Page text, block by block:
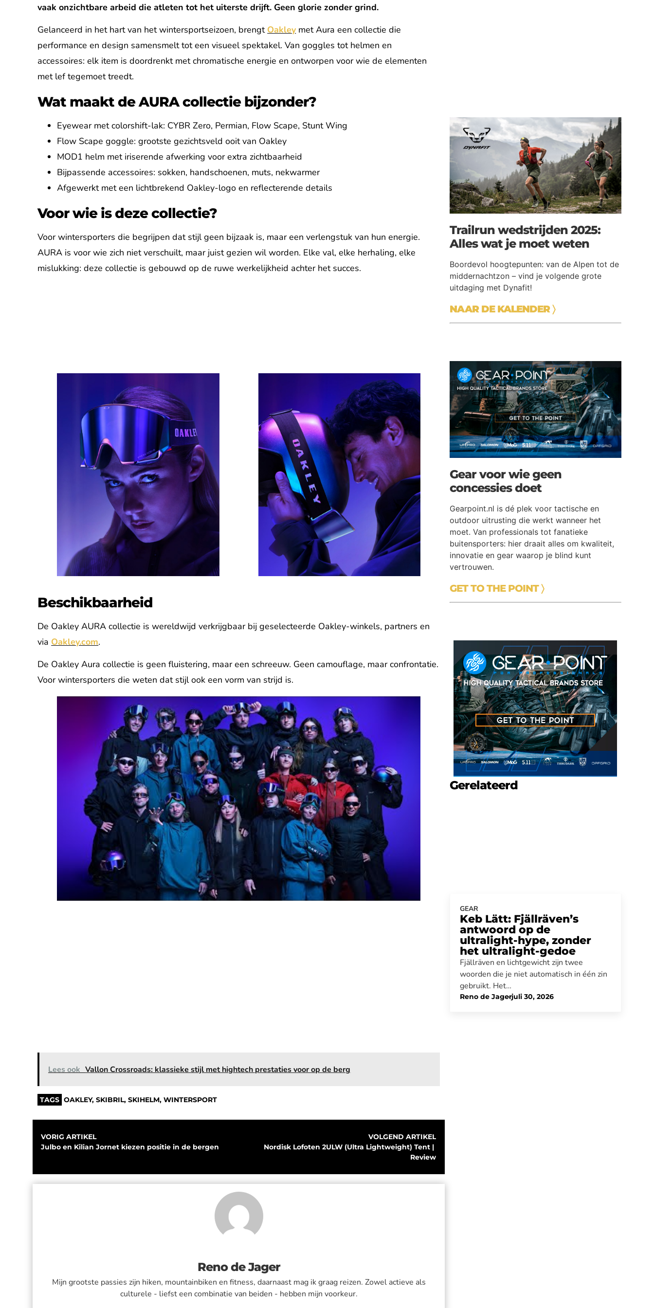
vaak onzichtbare arbeid die atleten tot het uiterste drijft. Geen glorie zonder grind.
Gelanceerd in het hart van het wintersportseizoen, brengt Oakley met Aura een collectie die
performance en design samensmelt tot een visueel spektakel. Van goggles tot helmen en
accessoires: elk item is doordrenkt met chromatische energie en ontworpen voor wie de elementen
met lef tegemoet treedt.
Wat maakt de AURA collectie bijzonder?
Eyewear met colorshift-lak: CYBR Zero, Permian, Flow Scape, Stunt Wing
Flow Scape goggle: grootste gezichtsveld ooit van Oakley
MOD1 helm met iriserende afwerking voor extra zichtbaarheid
Bijpassende accessoires: sokken, handschoenen, muts, nekwarmer
Afgewerkt met een lichtbrekend Oakley-logo en reflecterende details
Voor wie is deze collectie?
Voor wintersporters die begrijpen dat stijl geen bijzaak is, maar een verlengstuk van hun energie.
AURA is voor wie zich niet verschuilt, maar juist gezien wil worden. Elke val, elke herhaling, elke
mislukking: deze collectie is gebouwd op de ruwe werkelijkheid achter het succes.
Beschikbaarheid
De Oakley AURA collectie is wereldwijd verkrijgbaar bij geselecteerde Oakley-winkels, partners en
via Oakley.com.
De Oakley Aura collectie is geen fluistering, maar een schreeuw. Geen camouflage, maar confrontatie.
Voor wintersporters die weten dat stijl ook een vorm van strijd is.
Lees ook Vallon Crossroads: klassieke stijl met hightech prestaties voor op de berg
TAGS OAKLEY,SKIBRIL,SKIHELM,WINTERSPORT
VORIG ARTIKEL
Julbo en Kilian Jornet kiezen positie in de bergen
VOLGEND ARTIKEL
Nordisk Lofoten 2ULW (Ultra Lightweight) Tent |
Review
Reno de Jager
Mijn grootste passies zijn hiken, mountainbiken en fitness, daarnaast mag ik graag reizen. Zowel actieve als
culturele - liefst een combinatie van beiden - hebben mijn voorkeur.
Trailrun wedstrijden 2025:
Alles wat je moet weten
Boordevol hoogtepunten: van de Alpen tot de
middernachtzon – vind je volgende grote
uitdaging met Dynafit!
NAAR DE KALENDER〉
Gear voor wie geen
concessies doet
Gearpoint.nl is dé plek voor tactische en
outdoor uitrusting die werkt wanneer het
moet. Van professionals tot fanatieke
buitensporters: hier draait alles om kwaliteit,
innovatie en gear waarop je blind kunt
vertrouwen.
GET TO THE POINT 〉
Gerelateerd
GEAR
Keb Lätt: Fjällräven’s
antwoord op de
ultralight-hype, zonder
het ultralight-gedoe
Fjällräven en lichtgewicht zijn twee
woorden die je niet automatisch in één zin
gebruikt. Het…
Reno de Jager
- juli 30, 2026